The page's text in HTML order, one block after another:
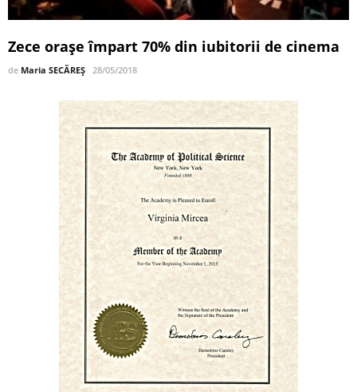
Zece oraşe împart 70% din iubitorii de cinema
de Maria SECĂREȘ 28/05/2018